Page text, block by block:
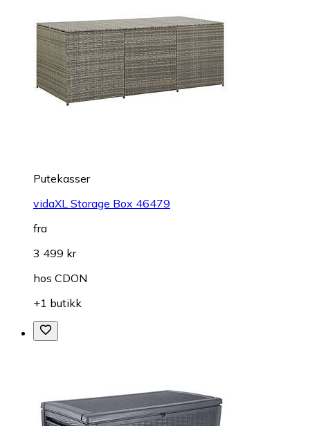
Putekasser
vidaXL Storage Box 46479
fra
3 499 kr
hos CDON
+1 butikk